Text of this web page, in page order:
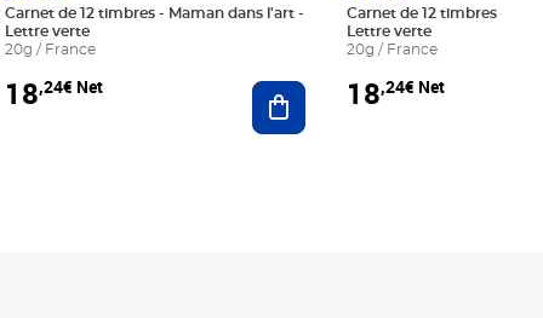
au panier
Carnet de 12 timbres - Maman dans l'art -
Lettre verte
20g / France
18,24€ Net Ajouter au panier
Carnet de 12 timbres - Le
Lettre verte
20g / France
18,24€ Net